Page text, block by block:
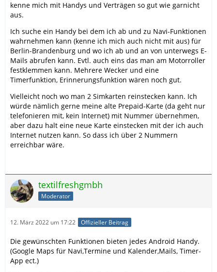
kenne mich mit Handys und Verträgen so gut wie garnicht
aus.
Ich suche ein Handy bei dem ich ab und zu Navi-Funktionen
wahrnehmen kann (kenne ich mich auch nicht mit aus) für
Berlin-Brandenburg und wo ich ab und an von unterwegs E-
Mails abrufen kann. Evtl. auch eins das man am Motorroller
festklemmen kann. Mehrere Wecker und eine
Timerfunktion, Erinnerungsfunktion wären noch gut.
Vielleicht noch wo man 2 Simkarten reinstecken kann. Ich
würde nämlich gerne meine alte Prepaid-Karte (da geht nur
telefonieren mit, kein Internet) mit Nummer übernehmen,
aber dazu halt eine neue Karte einstecken mit der ich auch
Internet nutzen kann. So dass ich über 2 Nummern
erreichbar wäre.
textilfreshgmbh
Moderator
12. März 2022 um 17:22 Offizieller Beitrag
Die gewünschten Funktionen bieten jedes Android Handy.
(Google Maps für Navi,Termine und Kalender,Mails, Timer-
App ect.)